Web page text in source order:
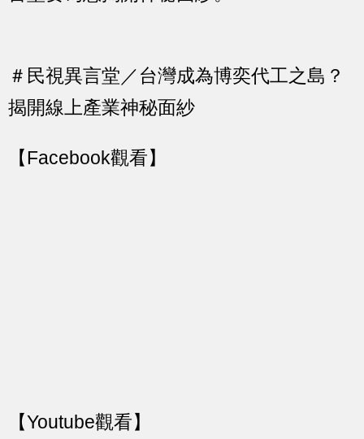
＃民視異言堂／台灣成為博奕代工之島？
揭開線上產業神秘面紗
【Facebook觀看】
【Youtube觀看】